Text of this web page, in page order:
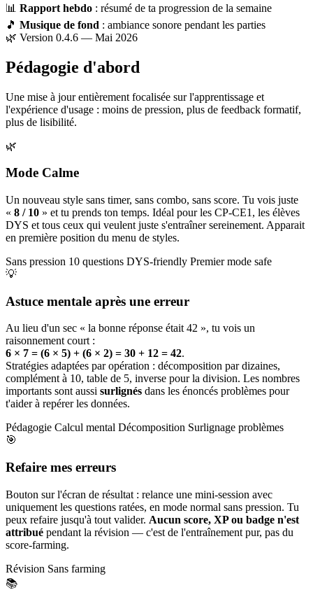
📊 Rapport hebdo : résumé de ta progression de la semaine
🎵 Musique de fond : ambiance sonore pendant les parties
🌿 Version 0.4.6 — Mai 2026
Pédagogie d'abord
Une mise à jour entièrement focalisée sur l'apprentissage et
l'expérience d'usage : moins de pression, plus de feedback formatif,
plus de lisibilité.
🌿
Mode Calme
Un nouveau style sans timer, sans combo, sans score. Tu vois juste
« 8 / 10 » et tu prends ton temps. Idéal pour les CP-CE1, les élèves
DYS et tous ceux qui veulent juste s'entraîner sereinement. Apparait
en première position du menu de styles.
Sans pression 10 questions DYS-friendly Premier mode safe
💡
Astuce mentale après une erreur
Au lieu d'un sec « la bonne réponse était 42 », tu vois un
raisonnement court :
6 × 7 = (6 × 5) + (6 × 2) = 30 + 12 = 42.
Stratégies adaptées par opération : décomposition par dizaines,
complément à 10, table de 5, inverse pour la division. Les nombres
importants sont aussi surlignés dans les énoncés problèmes pour
t'aider à repérer les données.
Pédagogie Calcul mental Décomposition Surlignage problèmes
🎯
Refaire mes erreurs
Bouton sur l'écran de résultat : relance une mini-session avec
uniquement les questions ratées, en mode normal sans pression. Tu
peux refaire jusqu'à tout valider. Aucun score, XP ou badge n'est
attribué pendant la révision — c'est de l'entraînement pur, pas du
score-farming.
Révision Sans farming
📚